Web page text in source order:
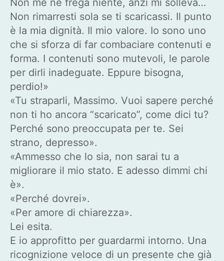
Non rimarresti sola se ti scaricassi. Il punto
è la mia dignità. Il mio valore. Io sono uno
che si sforza di far combaciare contenuti e
forma. I contenuti sono mutevoli, le parole
per dirli inadeguate. Eppure bisogna,
perdio!»
«Tu straparli, Massimo. Vuoi sapere perché
non ti ho ancora “scaricato”, come dici tu?
Perché sono preoccupata per te. Sei
strano, depresso».
«Ammesso che lo sia, non sarai tu a
migliorare il mio stato. E adesso dimmi chi
è».
«Perché dovrei».
«Per amore di chiarezza».
Lei esita.
E io approfitto per guardarmi intorno. Una
ricognizione veloce di un presente che già